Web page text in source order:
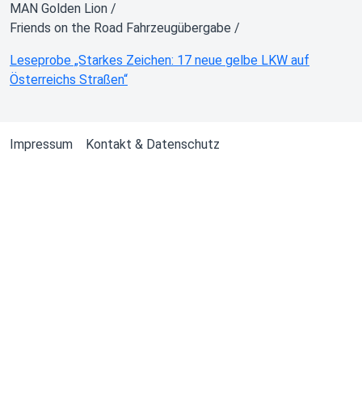
MAN Golden Lion /
Friends on the Road Fahrzeugübergabe /
Leseprobe „Starkes Zeichen: 17 neue gelbe LKW auf
Österreichs Straßen“
Impressum Kontakt & Datenschutz